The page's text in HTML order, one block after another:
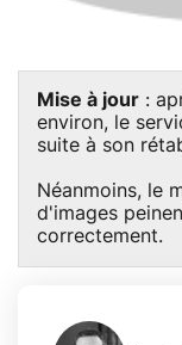
Mise à jour :
environ, le
suite à son
Néanmoins, le
d'images
correctement.